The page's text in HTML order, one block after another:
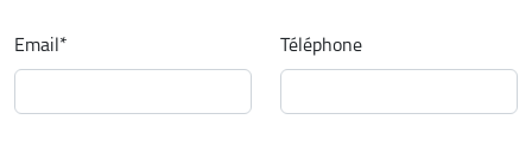
Email* Téléphone